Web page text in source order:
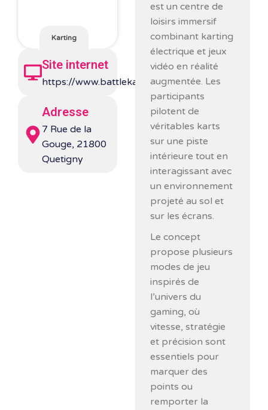
Karting
Site internet
https://www.battlekart.com/en/
Adresse
7 Rue de la
Gouge, 21800
Quetigny
est un centre de
loisirs immersif
combinant karting
électrique et jeux
vidéo en réalité
augmentée. Les
participants
pilotent de
véritables karts
sur une piste
intérieure tout en
interagissant avec
un environnement
projeté au sol et
sur les écrans.
Le concept
propose plusieurs
modes de jeu
inspirés de
l’univers du
gaming, où
vitesse, stratégie
et précision sont
essentiels pour
marquer des
points ou
remporter la